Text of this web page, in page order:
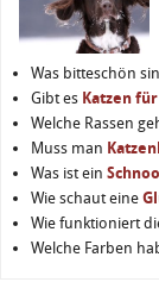
Was bitteschön
Gibt es Katzen
Welche Rassen
Muss man
Was ist ein
Wie schaut eine
Wie funktioniert
Welche Farben